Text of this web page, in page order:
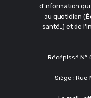
d'information
au quotidien
santé..) et de
Récépissé N°
Siège : Rue